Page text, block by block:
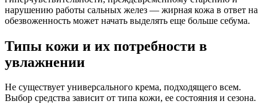
нарушению работы сальных желез — жирная кожа в ответ на
обезвоженность может начать выделять еще больше себума.
Типы кожи и их потребности в
увлажнении
Не существует универсального крема, подходящего всем.
Выбор средства зависит от типа кожи, ее состояния и сезона.